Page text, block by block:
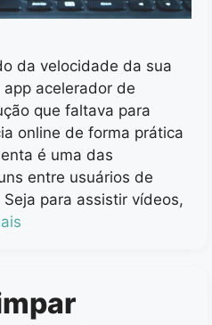
da velocidade da sua
acelerador de
que faltava para
online de forma prática
é uma das
entre usuários de
para assistir vídeos,